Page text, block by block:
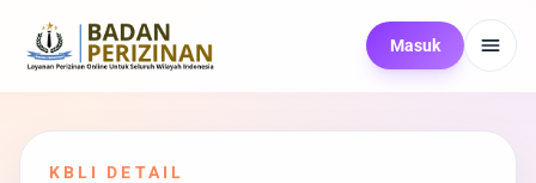
Masuk
KBLI DETAIL